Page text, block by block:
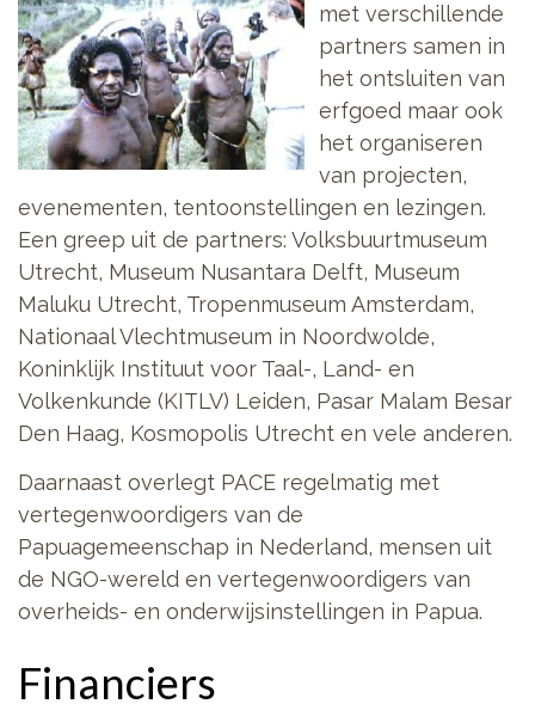
met verschillende
partners samen in
het ontsluiten van
erfgoed maar ook
het organiseren
van projecten,
evenementen, tentoonstellingen en lezingen.
Een greep uit de partners: Volksbuurtmuseum
Utrecht, Museum Nusantara Delft, Museum
Maluku Utrecht, Tropenmuseum Amsterdam,
Nationaal Vlechtmuseum in Noordwolde,
Koninklijk Instituut voor Taal-, Land- en
Volkenkunde (KITLV) Leiden, Pasar Malam Besar
Den Haag, Kosmopolis Utrecht en vele anderen.
Daarnaast overlegt PACE regelmatig met
vertegenwoordigers van de
Papuagemeenschap in Nederland, mensen uit
de NGO-wereld en vertegenwoordigers van
overheids- en onderwijsinstellingen in Papua.
Financiers